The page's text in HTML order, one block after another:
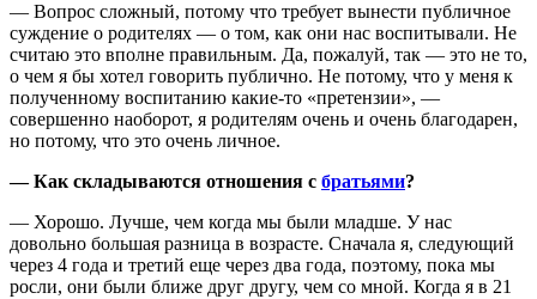
— Вопрос сложный, потому что требует вынести публичное
суждение о родителях — о том, как они нас воспитывали. Не
считаю это вполне правильным. Да, пожалуй, так — это не то,
о чем я бы хотел говорить публично. Не потому, что у меня к
полученному воспитанию какие-то «претензии», —
совершенно наоборот, я родителям очень и очень благодарен,
но потому, что это очень личное.
— Как складываются отношения с братьями?
— Хорошо. Лучше, чем когда мы были младше. У нас
довольно большая разница в возрасте. Сначала я, следующий
через 4 года и третий еще через два года, поэтому, пока мы
росли, они были ближе друг другу, чем со мной. Когда я в 21